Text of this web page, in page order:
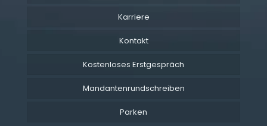
Karriere
Kontakt
Kostenloses Erstgespräch
Mandantenrundschreiben
Parken